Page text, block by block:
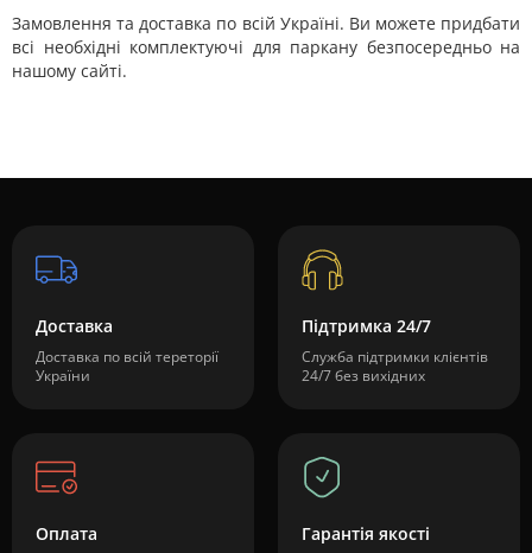
Замовлення та доставка по всій Україні. Ви можете придбати
всі необхідні комплектуючі для паркану безпосередньо на
нашому сайті.
Доставка
Доставка по всій тереторії
України
Підтримка 24/7
Служба підтримки клієнтів
24/7 без вихідних
Оплата Гарантія якості